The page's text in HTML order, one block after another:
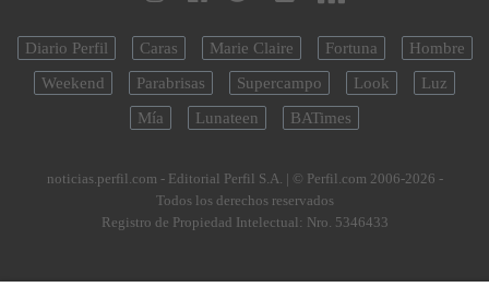
Diario Perfil Caras Marie Claire Fortuna
Hombre
Weekend
Parabrisas Supercampo Look
Luz
Mía
Lunateen BATimes
noticias.perfil.com - Editorial Perfil S.A. | © Perfil.com 2006-2026 -
Todos los derechos reservados
Registro de Propiedad Intelectual: Nro. 5346433